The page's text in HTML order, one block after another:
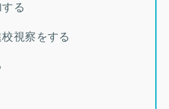
る
視察をする